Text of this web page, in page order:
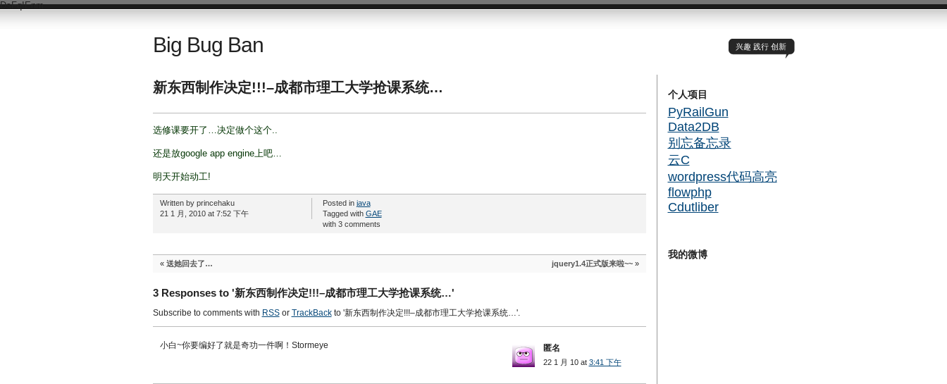
DsFqIEnm
Big Bug Ban 兴趣 践行 创新
新东西制作决定!!!–成都市理工大学抢课系统…
选修课要开了…决定做个这个..
还是放google app engine上吧…
明天开始动工!
Written by princehaku
21 1 月, 2010 at 7:52 下午
Posted in java
Tagged with GAE
with 3 comments
« 送她回去了… jquery1.4正式版来啦~~»
3 Responses to '新东西制作决定!!!–成都市理工大学抢课系统…'
Subscribe to comments with RSSor TrackBackto '新东西制作决定!!!–成都市理工大学抢课系统…'.
小白~你要编好了就是奇功一件啊！Stormeye 匿名
22 1 月 10 at 3:41 下午
个人项目
PyRailGun
Data2DB
别忘备忘录
云C
wordpress代码高亮
flowphp
Cdutliber
我的微博